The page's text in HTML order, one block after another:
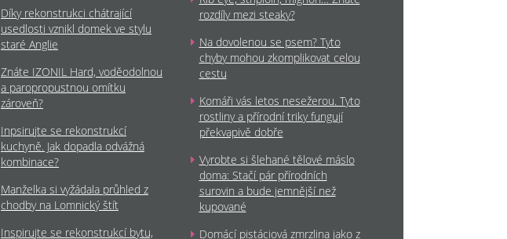
Díky rekonstrukci chátrající
usedlosti vznikl domek ve stylu
staré Anglie
Znáte IZONIL Hard, voděodolnou
a paropropustnou omítku
zároveň?
Inpsirujte se rekonstrukcí
kuchyně. Jak dopadla odvážná
kombinace?
Manželka si vyžádala průhled z
chodby na Lomnický štít
Inspirujte se rekonstrukcí bytu,
rozdíly mezi steaky?
Na dovolenou se psem? Tyto
chyby mohou zkomplikovat celou
cestu
Komáři vás letos nesežerou. Tyto
rostliny a přírodní triky fungují
překvapivě dobře
Vyrobte si šlehané tělové máslo
doma: Stačí pár přírodních
surovin a bude jemnější než
kupované
Domácí pistáciová zmrzlina jako z